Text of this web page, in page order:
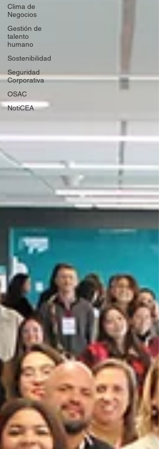
Clima de
Negocios
Gestión de
talento
humano
Sostenibilidad
Seguridad
Corporativa
OSAC
NotiCEA